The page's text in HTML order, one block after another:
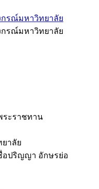
กรณ์มหาวิทยาลัย
กรณ์มหาวิทยาลัย
ระราชทาน
ยาลัย
อปริญญา อักษรย่อ